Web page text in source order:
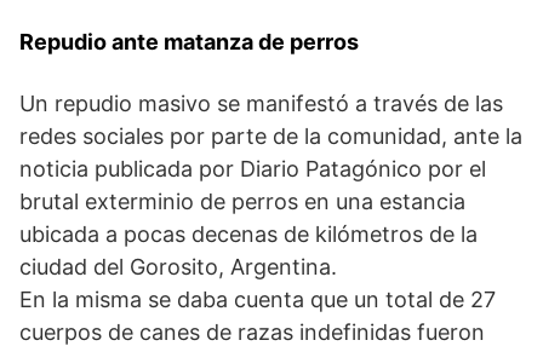
Repudio ante matanza de perros
Un repudio masivo se manifestó a través de las
redes sociales por parte de la comunidad, ante la
noticia publicada por Diario Patagónico por el
brutal exterminio de perros en una estancia
ubicada a pocas decenas de kilómetros de la
ciudad del Gorosito, Argentina.
En la misma se daba cuenta que un total de 27
cuerpos de canes de razas indefinidas fueron